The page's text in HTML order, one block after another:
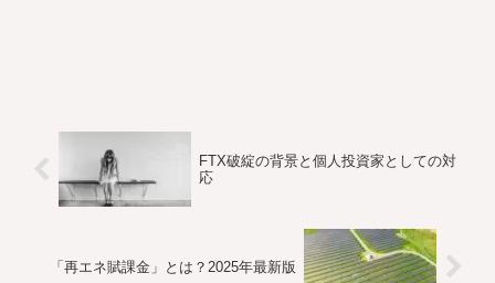
FTX破綻の背景と個人投資家としての対
応
「再エネ賦課金」とは？2025年最新版